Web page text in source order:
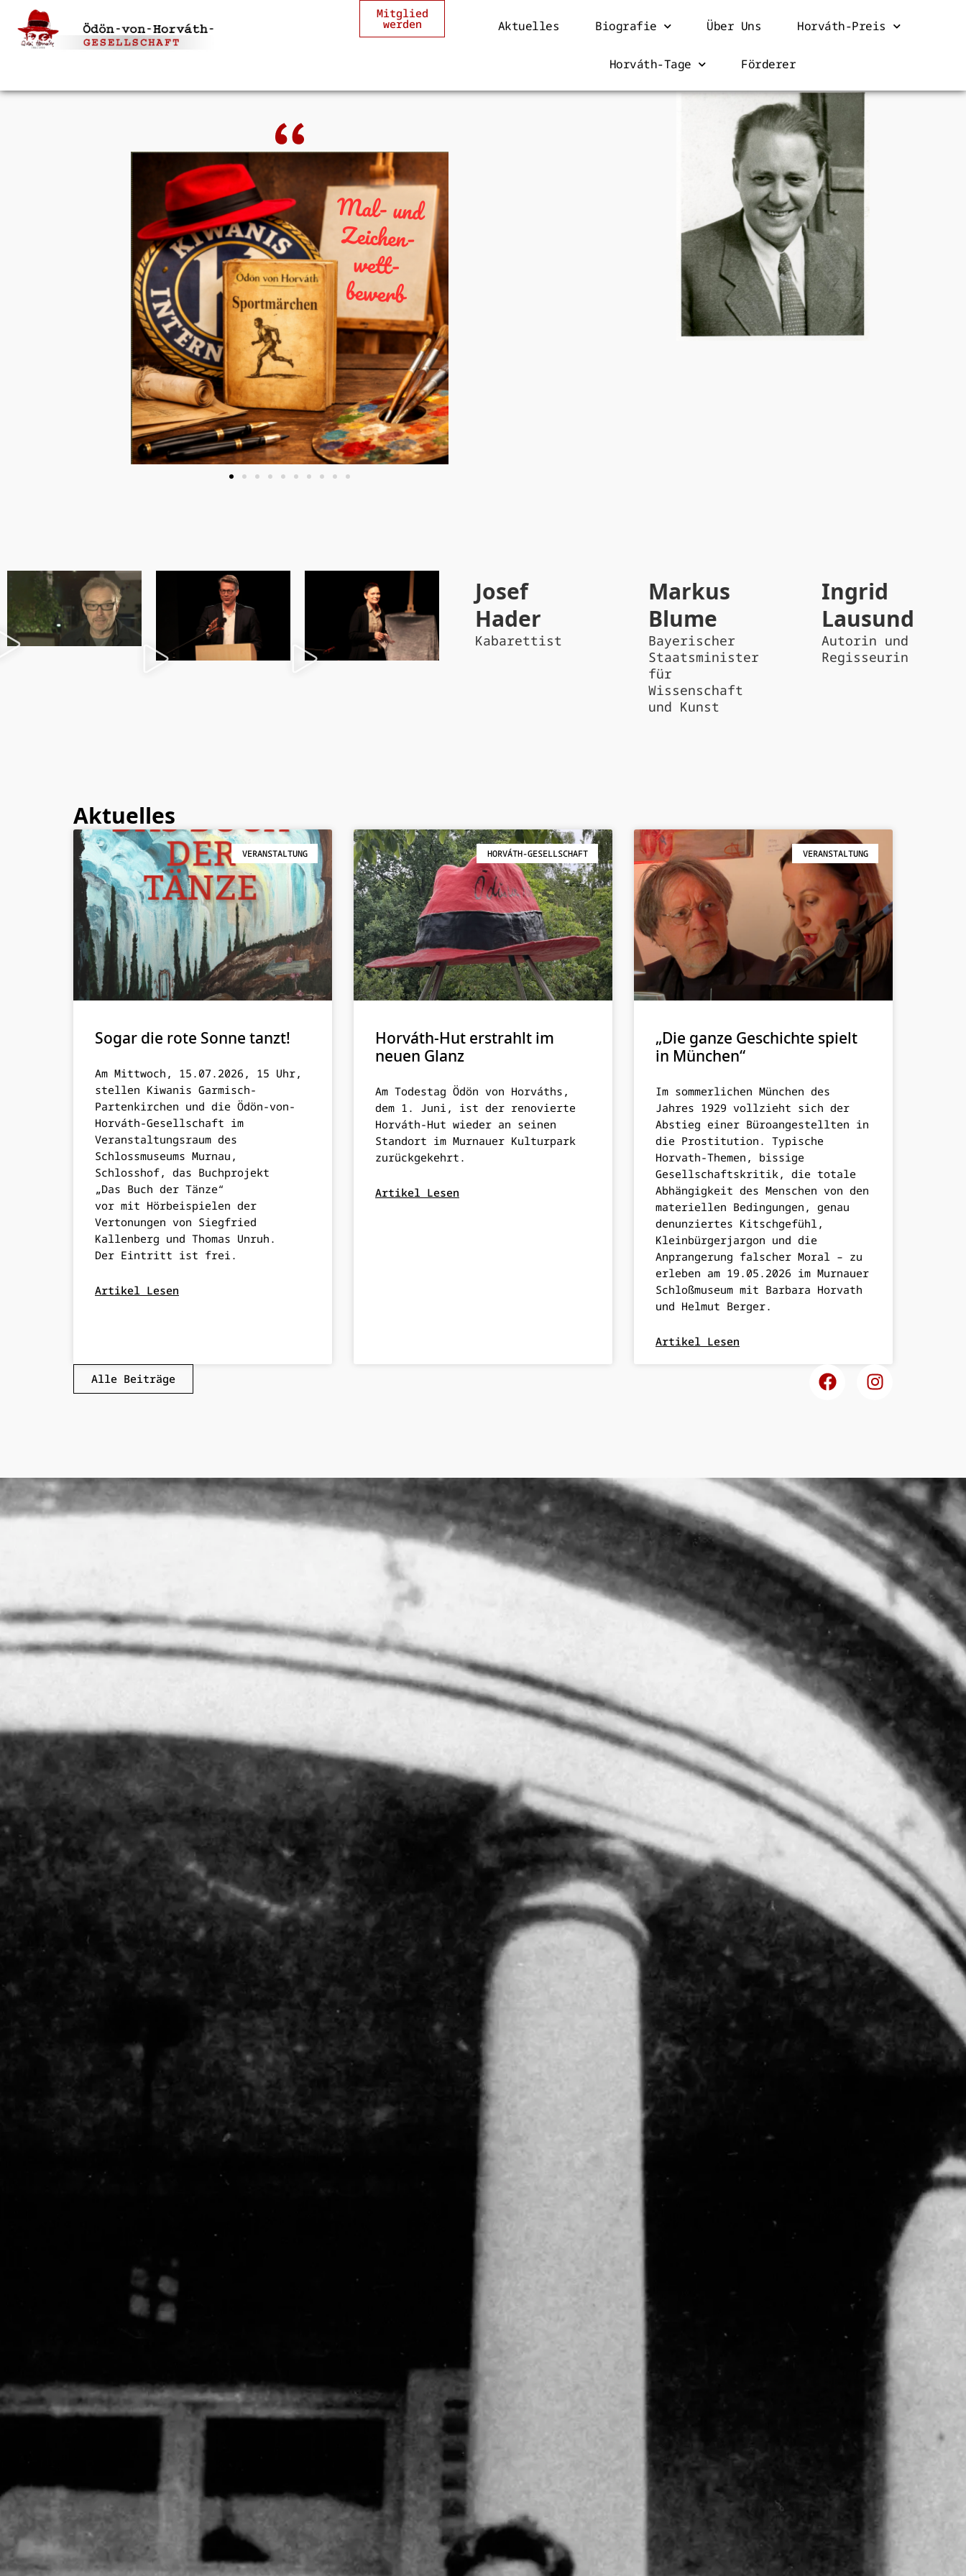
Aktuelles Biografie Über Uns Horváth-Preis
Horváth-Tage Förderer
Mitglied
werden
Dramatikern die stärkste Begabung, darüber hinaus
der hellste Kopf und die prägnanteste
Persönlichkeit zu sein.”
Liebe die Kraft der Erneuerung der
erstreben.”
Josef
Hader
Kabarettist
Markus
Blume
Bayerischer
Staatsminister
für
Wissenschaft
und Kunst
Ingrid
Lausund
Autorin und
Regisseurin
Aktuelles
VERANSTALTUNG
Sogar die rote Sonne tanzt!
Am Mittwoch, 15.07.2026, 15 Uhr,
stellen Kiwanis Garmisch-
Partenkirchen und die Ödön-von-
Horváth-Gesellschaft im
Veranstaltungsraum des
Schlossmuseums Murnau,
Schlosshof, das Buchprojekt
„Das Buch der Tänze“
vor mit Hörbeispielen der
Vertonungen von Siegfried
Kallenberg und Thomas Unruh.
Der Eintritt ist frei.
Artikel Lesen
HORVÁTH-GESELLSCHAFT
Horváth-Hut erstrahlt im
neuen Glanz
Am Todestag Ödön von Horváths,
dem 1. Juni, ist der renovierte
Horváth-Hut wieder an seinen
Standort im Murnauer Kulturpark
zurückgekehrt.
Artikel Lesen
VERANSTALTUNG
„Die ganze Geschichte spielt
in München“
Im sommerlichen München des
Jahres 1929 vollzieht sich der
Abstieg einer Büroangestellten in
die Prostitution. Typische
Horvath-Themen, bissige
Gesellschaftskritik, die totale
Abhängigkeit des Menschen von den
materiellen Bedingungen, genau
denunziertes Kitschgefühl,
Kleinbürgerjargon und die
Anprangerung falscher Moral – zu
erleben am 19.05.2026 im Murnauer
Schloßmuseum mit Barbara Horvath
und Helmut Berger.
Artikel Lesen
Alle Beiträge